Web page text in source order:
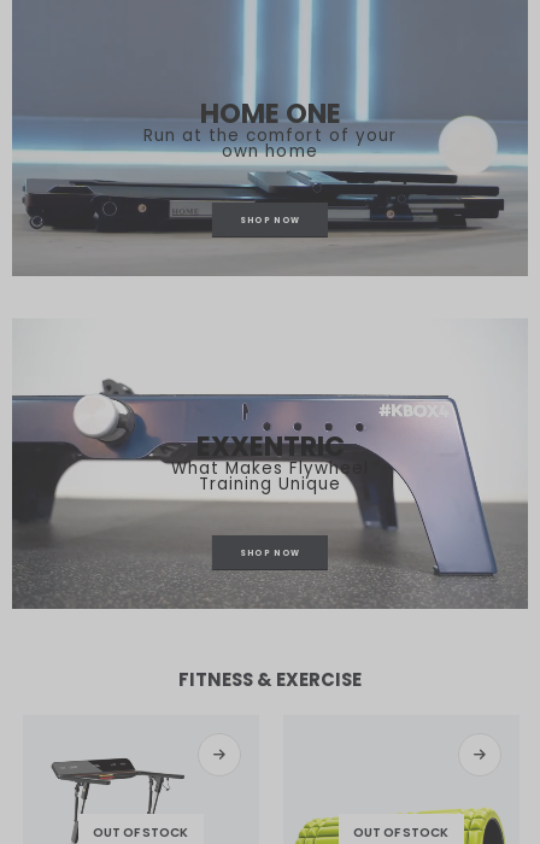
HOME ONE
Run at the comfort of your
own home
SHOP NOW
EXXENTRIC
What Makes Flywheel
Training Unique
SHOP NOW
FITNESS & EXERCISE
OUT OF STOCK OUT OF STOCK